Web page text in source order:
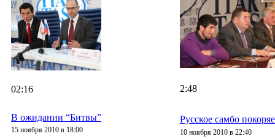
02:16
В ожидании “Битвы”
15 ноября 2010 в 18:00
2:48
Русское самбо
10 ноября 2010 в 22:40